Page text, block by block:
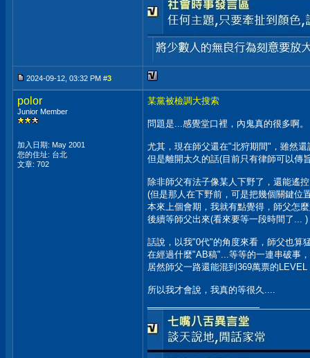
2024-09-12, 03:32 PM #3
polor
Junior Member
加入日期: May 2001
您的住址: 台北
文章: 702
某黨被檢調大搜索
問題是...感覺堂口裡，內鬼真的很多啊。
尤其，現在師父還在"北狩期間"，雖然
但是離開太久的話(目前只有律師可以傳
除非師父有法子像某人下野了，還能遙
(但是那人在下野前，可是把幾個關鍵位
本來上個會期，我就有點覺得，師父怎
後續等師父出來(看來要等一段時間了...
話說，以我"0代"的角度來看，師父也算
在經過什麼"AB稿"...等等的一連串破事，
居然師父一路還能混到369萬票的
所以我才會說，我真的等很久....